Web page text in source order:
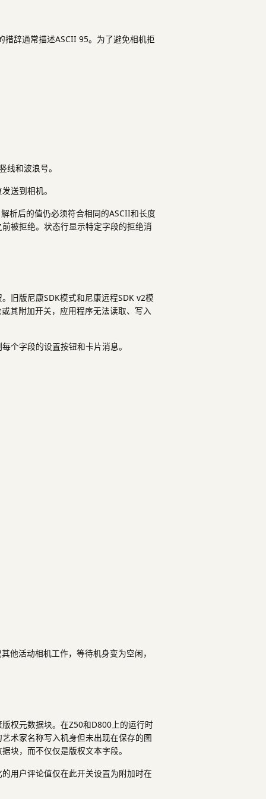
措辞通常描述ASCII 95。为了避免相机拒
和波浪号。
送到相机。
析后的值仍必须符合相同的ASCII和长度
被拒绝。状态行显示特定字段的拒绝消
旧版尼康SDK模式和尼康远程SDK v2模
其附加开关，应用程序无法读取、写入
个字段的设置按钮和卡片消息。
他活动相机工作，等待机身变为空闲，
权元数据块。在Z50和D800上的运行时
术家名称写入机身但未出现在保存的图
块，而不仅仅是版权文本字段。
用户评论值仅在此开关设置为附加时在